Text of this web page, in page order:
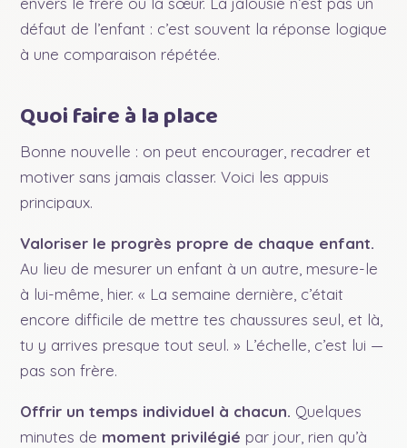
défaut de l’enfant : c’est souvent la réponse logique
à une comparaison répétée.
Quoi faire à la place
Bonne nouvelle : on peut encourager, recadrer et
motiver sans jamais classer. Voici les appuis
principaux.
Valoriser le progrès propre de chaque enfant.
Au lieu de mesurer un enfant à un autre, mesure-le
à lui-même, hier. « La semaine dernière, c’était
encore difficile de mettre tes chaussures seul, et là,
tu y arrives presque tout seul. » L’échelle, c’est lui —
pas son frère.
Offrir un temps individuel à chacun. Quelques
minutes de moment privilégié par jour, rien qu’à